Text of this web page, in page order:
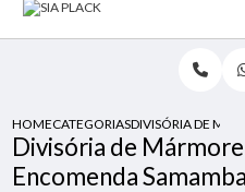
HOMECATEGORIASDIVISÓRIA DE
Divisória de
Encomenda